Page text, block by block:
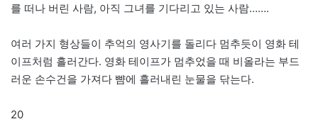
를 떠나 버린 사람, 아직 그녀를 기다리고 있는 사람…….
여러 가지 형상들이 추억의 영사기를 돌리다 멈추듯이 영화 테
이프처럼 흘러간다. 영화 테이프가 멈추었을 때 비올라는 부드
러운 손수건을 가져다 뺨에 흘러내린 눈물을 닦는다.
20